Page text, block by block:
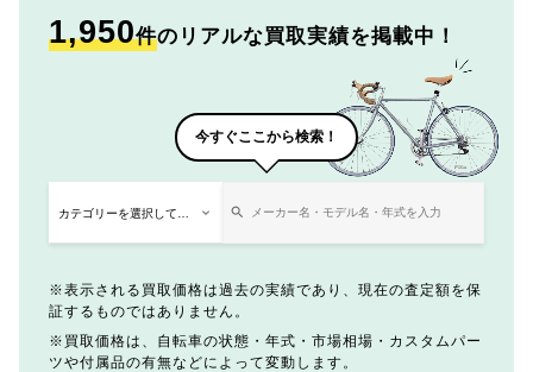
1,950件のリアルな買取実績を掲載中！
今すぐここから検索！
表示される買取価格は過去の実績であり、現在の査定額を保
証するものではありません。
買取価格は、自転車の状態・年式・市場相場・カスタムパー
ツや付属品の有無などによって変動します。